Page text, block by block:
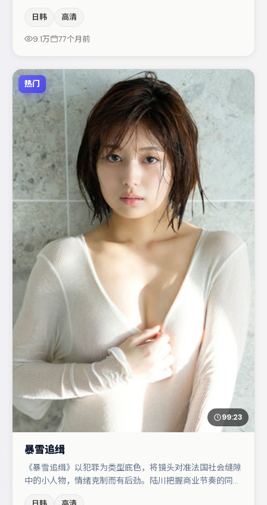
演阵容包括小松菜奈、宋佳、桂纶镁等，角色动机前后呼
应，适合喜欢抠台词与伏笔的观众。整体完成度较高，适合
日韩 高清
9.1万 77个月前
热门
99:23
暴雪追缉
《暴雪追缉》以犯罪为类型底色，将镜头对准法国社会缝隙
中的小人物，情绪克制而有后劲。陆川把握商业节奏的同时